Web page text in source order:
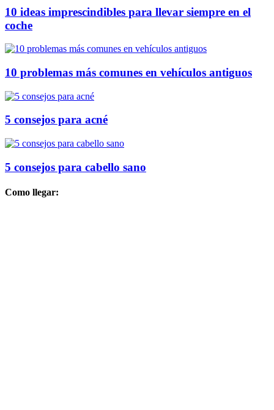
10 ideas imprescindibles para llevar siempre en el
coche
10 problemas más comunes en vehículos antiguos
5 consejos para acné
5 consejos para cabello sano
Como llegar: